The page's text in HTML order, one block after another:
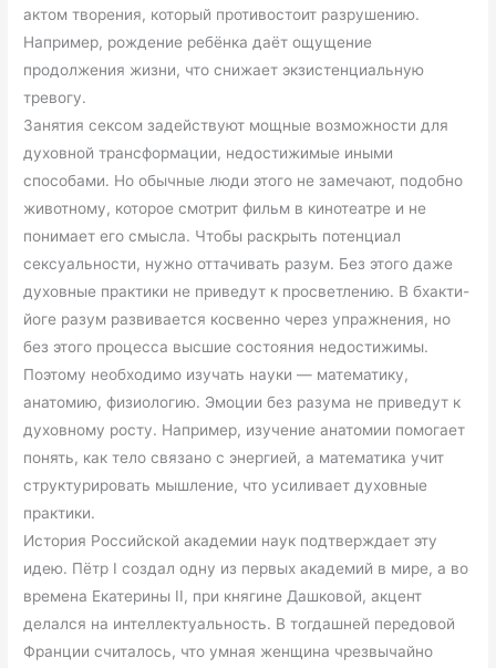
актом творения, который противостоит разрушению.
Например, рождение ребёнка даёт ощущение
продолжения жизни, что снижает экзистенциальную
тревогу.
Занятия сексом задействуют мощные возможности для
духовной трансформации, недостижимые иными
способами. Но обычные люди этого не замечают, подобно
животному, которое смотрит фильм в кинотеатре и не
понимает его смысла. Чтобы раскрыть потенциал
сексуальности, нужно оттачивать разум. Без этого даже
духовные практики не приведут к просветлению. В бхакти-
йоге разум развивается косвенно через упражнения, но
без этого процесса высшие состояния недостижимы.
Поэтому необходимо изучать науки — математику,
анатомию, физиологию. Эмоции без разума не приведут к
духовному росту. Например, изучение анатомии помогает
понять, как тело связано с энергией, а математика учит
структурировать мышление, что усиливает духовные
практики.
История Российской академии наук подтверждает эту
идею. Пётр I создал одну из первых академий в мире, а во
времена Екатерины II, при княгине Дашковой, акцент
делался на интеллектуальность. В тогдашней передовой
Франции считалось, что умная женщина чрезвычайно